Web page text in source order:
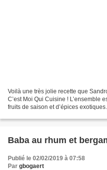
Voilà une très jolie recette que
C’est Moi Qui Cuisine ! L’ensemble
fruits de saison et d’épices
Baba au rhum et
Publié le 02/02/2019 à 07:58
Par gbogaert